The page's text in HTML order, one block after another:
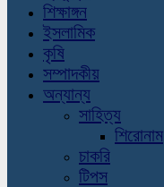
শিক্ষাঙ্গন
ইসলামিক
কৃষি
সম্পাদকীয়
অন্যান্য
সাহিত্য
শিরোনাম
চাকরি
টিপস